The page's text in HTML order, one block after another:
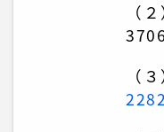
（
（